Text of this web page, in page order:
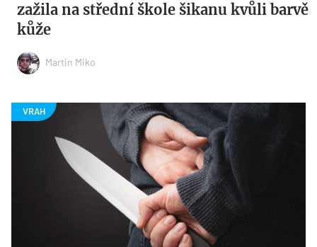
zažila na střední škole šikanu kvůli barvě
kůže
Martin Miko